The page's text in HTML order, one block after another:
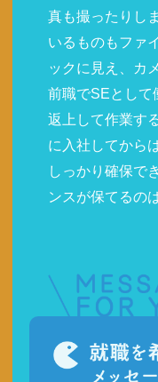
真も撮ったりし
いるものもファ
ックに見え、カ
前職でSEとして
返上して作業す
に入社してから
しっかり確保で
ンスが保てるの